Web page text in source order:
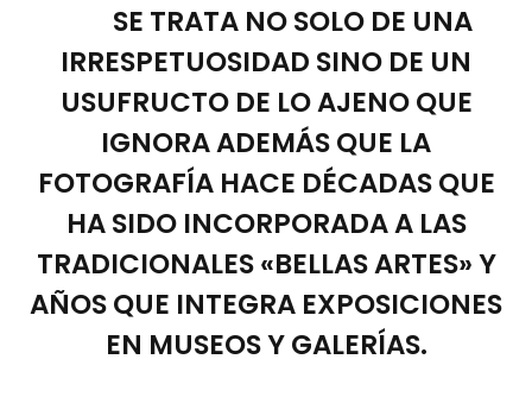
SE TRATA NO SOLO DE UNA
IRRESPETUOSIDAD SINO DE UN
USUFRUCTO DE LO AJENO QUE
IGNORA ADEMÁS QUE LA
FOTOGRAFÍA HACE DÉCADAS QUE
HA SIDO INCORPORADA A LAS
TRADICIONALES «BELLAS ARTES» Y
AÑOS QUE INTEGRA EXPOSICIONES
EN MUSEOS Y GALERÍAS.